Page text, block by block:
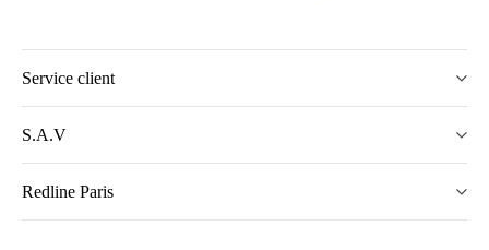
Service client
S.A.V
Redline Paris